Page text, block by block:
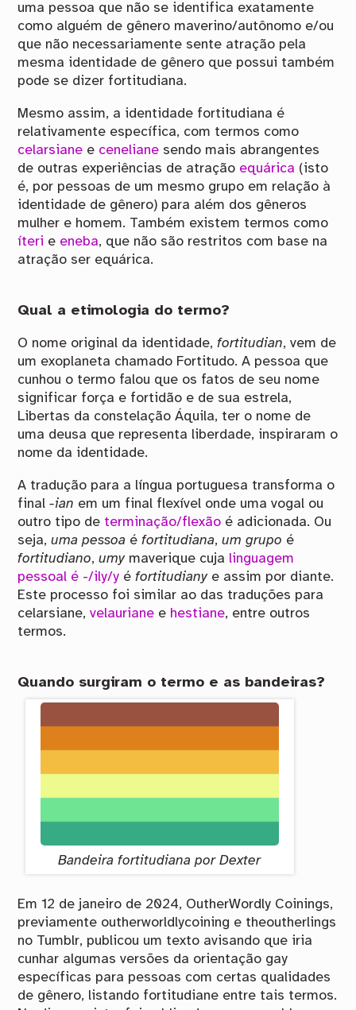
uma pessoa que não se identifica exatamente
como alguém de gênero maverino/autônomo e/ou
que não necessariamente sente atração pela
mesma identidade de gênero que possui também
pode se dizer fortitudiana.
Mesmo assim, a identidade fortitudiana é
relativamente específica, com termos como
celarsiane e ceneliane sendo mais abrangentes
de outras experiências de atração equárica (isto
é, por pessoas de um mesmo grupo em relação à
identidade de gênero) para além dos gêneros
mulher e homem. Também existem termos como
íteri e eneba, que não são restritos com base na
atração ser equárica.
Qual a etimologia do termo?
O nome original da identidade,fortitudian, vem de
um exoplaneta chamado Fortitudo. A pessoa que
cunhou o termo falou que os fatos de seu nome
significar força e fortidão e de sua estrela,
Libertas da constelação Áquila, ter o nome de
uma deusa que representa liberdade, inspiraram o
nome da identidade.
A tradução para a língua portuguesa transforma o
final-ian em um final flexível onde uma vogal ou
outro tipo de terminação/flexão é adicionada. Ou
seja,uma pessoa éfortitudiana,um grupo é
fortitudiano,umymaverique cuja linguagem
pessoal é -/ily/y éfortitudianye assim por diante.
Este processo foi similar ao das traduções para
celarsiane,velauriane e hestiane, entre outros
termos.
Quando surgiram o termo e as bandeiras?
Bandeira fortitudiana por Dexter
Em 12 de janeiro de 2024, OutherWordly Coinings,
previamente outherworldlycoining e theoutherlings
no Tumblr, publicou um texto avisando que iria
cunhar algumas versões da orientação gay
específicas para pessoas com certas qualidades
de gênero, listando fortitudiane entre tais termos.